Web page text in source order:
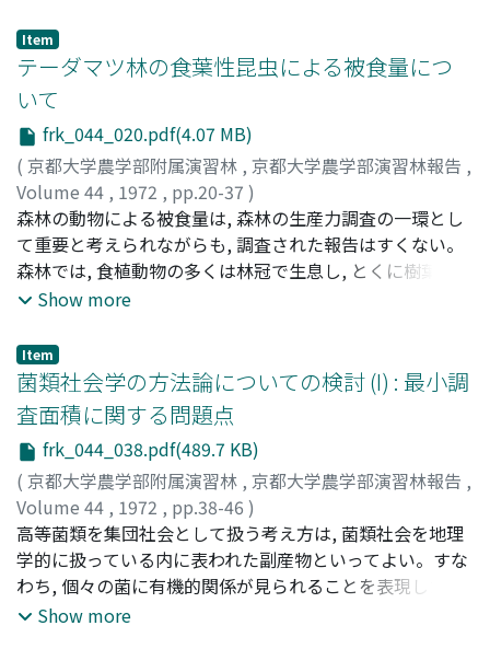
組成・個体数・現存量を調べた。森林における土壌動物の
役割を落葉・落枝の摂食・粉砕と土壌中を移動することに
よっての土壌と有機物の混合, 土壌の耕耘に大別し, それに
よっての土壌の性質の変化 (土壌に与える影響), 土壌の性
質の変化にともなう動・植物への影響にまとめることがで
きた。森林の土壌動物として出現してくる主要なものはミ
ミズ, ヤスデ, イシムカデ, ジムカデ, クモ, コムカデ, アリ
類で, この他ハネカクシ, コガネムシ, コメツキムシ, 双翅
類なども共通して出現する。また, ヒメハマトビムシ, ダン
ゴムシ, ワラジムシ, ヒメフナムシ, カニムシ, ゴキブリ, シ
ロアリ, セミ類などは温帯落葉広葉樹林や暖帯常緑広葉樹
林, 温帯落葉広葉樹林, 暖帯常緑広葉樹林の順に大きくな
り, シイ・ツバキ林では個体数144 - 1432/m_2, 現存量49.
6 - 145. 0g/m_2の大きな値を示した。この個体数・現存
量と温量指数との関係をみると, 温量指数に比例して大き
な値を示し, マクロなスケールでみた場合, 土壌動物の個体
数・現存量を支配する最も大きな環境要因は温度条件であ
ると考えられる。しかし, 同一温度条件下でも最大値と最
小値の較差は大きい。これをミクロな要因, 地域的な要因
としてとらえてみると, 動物の季節的変動よりも, 地形のち
がい, 地形のちがいに基づく植生, 土壌, とくに水分条件の
影響が大きいと認められた。各種の森林においてA_o層量
Item
テーダマツ林の食葉性昆虫による被食量につ
いて
frk_044_020.pdf(4.07 MB)
( 京都大学農学部附属演習林 , 京都大学農学部演習林報告 ,
Volume 44 , 1972 , pp.20-37 )
古野, 東洲;Furuno, Tooshu ;フルノ, トウシュウ
森林の動物による被食量は, 森林の生産力調査の一環とし
て重要と考えられながらも, 調査された報告はすくない。
森林では, 食植動物の多くは林冠で生息し, とくに樹葉を食
害する食葉性昆虫類が多く, 林木の生長に影響するものと
本報告は, 京都大学農学部附属演習林白浜試験地に成立し
ている立木本数が異なるテーダマツ3林分 (1961年3月植
栽, 1972年4月にはhaあたり疎林分2101本, 中林分3321本,
密林分5775本) の食葉性昆虫類による4年間の被食量を, そ
の脱糞量を調査することにより推定したものである。さら
に被食量推定の基礎資料として, 演習林研究室でスジコガ
ネ成虫およびマツカレハ幼虫の個体飼育, 演習林本部苗畑
で, マツカレハの脱糞量と切り落し量の調査をも行ない, そ
れらの結果がまとめられている。1) スジコガネ成虫は, 白
浜試験地では, 1969年および1971年に多数発生し, その時
期は6月下旬 - 8月上旬である。スジコガネ成虫の生存 (飼
Show more
Item
菌類社会学の方法論についての検討 (I) : 最小調
査面積に関する問題点
frk_044_038.pdf(489.7 KB)
( 京都大学農学部附属演習林 , 京都大学農学部演習林報告 ,
Volume 44 , 1972 , pp.38-46 )
岡部, 宏秋;四手井, 綱英;Okabe, Hiroaki; Shidei,
Tsunahide;オカベ, ヒロアキ;シデイ, ツナヒデ
高等菌類を集団社会として扱う考え方は, 菌類社会を地理
学的に扱っている内に表われた副産物といってよい。すな
わち, 個々の菌に有機的関係が見られることを表現したの
は, 地理学的見地から得られた所産であった。したがって
Show more